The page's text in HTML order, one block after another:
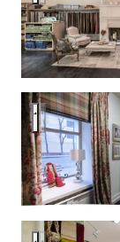
Интерьер
Интерьер